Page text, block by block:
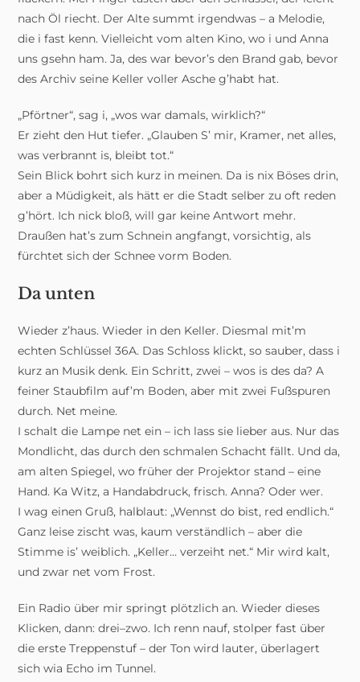
nach Öl riecht. Der Alte summt irgendwas – a Melodie,
die i fast kenn. Vielleicht vom alten Kino, wo i und Anna
uns gsehn ham. Ja, des war bevor’s den Brand gab, bevor
des Archiv seine Keller voller Asche g’habt hat.
„Pförtner“, sag i, „wos war damals, wirklich?“
Er zieht den Hut tiefer. „Glauben S’ mir, Kramer, net alles,
was verbrannt is, bleibt tot.“
Sein Blick bohrt sich kurz in meinen. Da is nix Böses drin,
aber a Müdigkeit, als hätt er die Stadt selber zu oft reden
g’hört. Ich nick bloß, will gar keine Antwort mehr.
Draußen hat’s zum Schnein angfangt, vorsichtig, als
fürchtet sich der Schnee vorm Boden.
Da unten
Wieder z’haus. Wieder in den Keller. Diesmal mit’m
echten Schlüssel 36A. Das Schloss klickt, so sauber, dass i
kurz an Musik denk. Ein Schritt, zwei – wos is des da? A
feiner Staubfilm auf’m Boden, aber mit zwei Fußspuren
durch. Net meine.
I schalt die Lampe net ein – ich lass sie lieber aus. Nur das
Mondlicht, das durch den schmalen Schacht fällt. Und da,
am alten Spiegel, wo früher der Projektor stand – eine
Hand. Ka Witz, a Handabdruck, frisch. Anna? Oder wer.
I wag einen Gruß, halblaut: „Wennst do bist, red endlich.“
Ganz leise zischt was, kaum verständlich – aber die
Stimme is’ weiblich. „Keller… verzeiht net.“ Mir wird kalt,
und zwar net vom Frost.
Ein Radio über mir springt plötzlich an. Wieder dieses
Klicken, dann: drei–zwo. Ich renn nauf, stolper fast über
die erste Treppenstuf – der Ton wird lauter, überlagert
sich wia Echo im Tunnel.